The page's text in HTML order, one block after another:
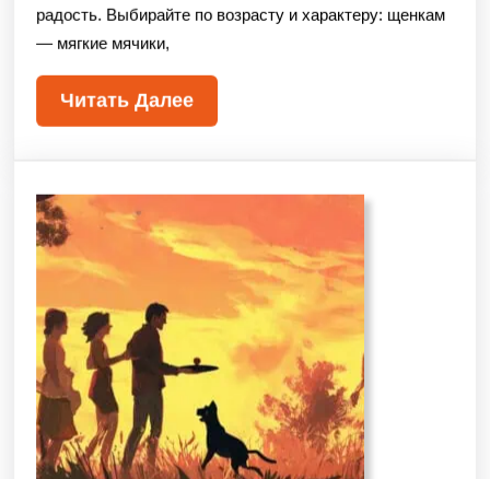
радость. Выбирайте по возрасту и характеру: щенкам
— мягкие мячики,
Читать Далее